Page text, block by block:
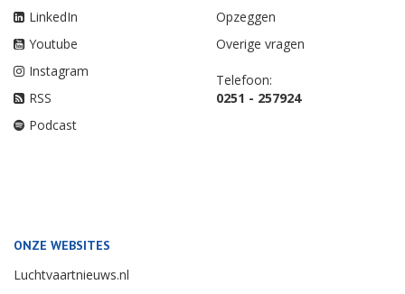
LinkedIn
Youtube
Instagram
RSS
Podcast
Opzeggen
Overige vragen
Telefoon:
0251 - 257924
ONZE WEBSITES
Luchtvaartnieuws.nl